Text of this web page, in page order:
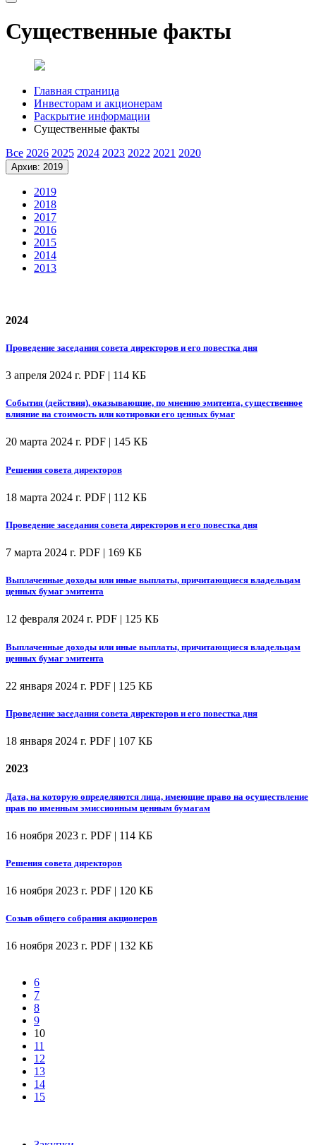
Существенные факты
Главная страница
Инвесторам и акционерам
Раскрытие информации
Существенные факты
Все 2026 2025 2024 2023 2022 2021 2020
Архив: 2019
2019
2018
2017
2016
2015
2014
2013
2024
Проведение заседания совета директоров и его повестка дня
3 апреля 2024 г. PDF | 114 КБ
События (действия), оказывающие, по мнению эмитента, существенное
влияние на стоимость или котировки его ценных бумаг
20 марта 2024 г. PDF | 145 КБ
Решения совета директоров
18 марта 2024 г. PDF | 112 КБ
Проведение заседания совета директоров и его повестка дня
7 марта 2024 г. PDF | 169 КБ
Выплаченные доходы или иные выплаты, причитающиеся владельцам
ценных бумаг эмитента
12 февраля 2024 г. PDF | 125 КБ
Выплаченные доходы или иные выплаты, причитающиеся владельцам
ценных бумаг эмитента
22 января 2024 г. PDF | 125 КБ
Проведение заседания совета директоров и его повестка дня
18 января 2024 г. PDF | 107 КБ
2023
Дата, на которую определяются лица, имеющие право на осуществление
прав по именным эмиссионным ценным бумагам
16 ноября 2023 г. PDF | 114 КБ
Решения совета директоров
16 ноября 2023 г. PDF | 120 КБ
Созыв общего собрания акционеров
16 ноября 2023 г. PDF | 132 КБ
6
7
8
9
10
11
12
13
14
15